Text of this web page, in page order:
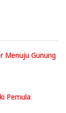
Menuju Gunung
Pemula